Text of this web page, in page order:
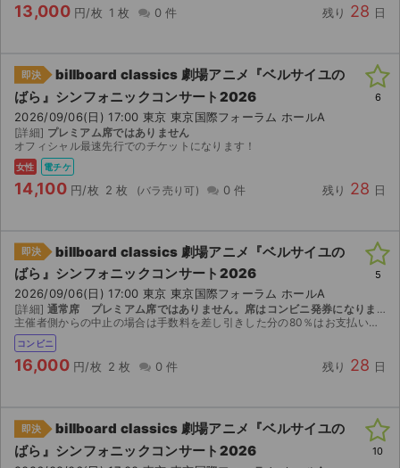
AIに質問する
よくある質問
お知らせ
13,000 円/枚 1 枚 0 件 残り 28 日
即決
billboard classics 劇場アニメ『ベルサイユの
ばら』シンフォニックコンサート2026
2026/09/06(日) 17:00 東京 東京国際フォーラム ホールA
[詳細] プレミアム席ではありません
オフィシャル最速先行でのチケットになります！
女性 電チケ
14,100 円/枚 2 枚 0 件 残り 28 日
6
即決
billboard classics 劇場アニメ『ベルサイユの
ばら』シンフォニックコンサート2026
2026/09/06(日) 17:00 東京 東京国際フォーラム ホールA
[詳細] 通常席 プレミアム席ではありません。席はコンビニ発券になりますので、発券番号を取引連絡にて通知いたします。詳細の席は現在はわかりません、2026年8月23日PM2:00以降にならないと発券できません。
主催者側からの中止の場合は手数料を差し引きした分の80％はお支払いいたします。
コンビニ
16,000 円/枚 2 枚 0 件 残り 28 日
5
即決
billboard classics 劇場アニメ『ベルサイユの
ばら』シンフォニックコンサート2026
10